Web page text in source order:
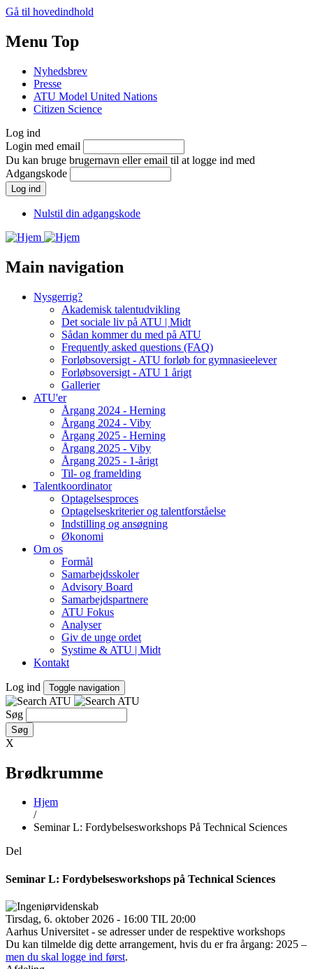
Gå til hovedindhold
Menu Top
Nyhedsbrev
Presse
ATU Model United Nations
Citizen Science
Log ind
Login med email
Du kan bruge brugernavn eller email til at logge ind med
Adgangskode
Nulstil din adgangskode
Main navigation
Nysgerrig?
Akademisk talentudvikling
Det sociale liv på ATU | Midt
Sådan kommer du med på ATU
Frequently asked questions (FAQ)
Forløbsoversigt - ATU forløb for gymnasieelever
Forløbsoversigt - ATU 1 årigt
Gallerier
ATU'er
Årgang 2024 - Herning
Årgang 2024 - Viby
Årgang 2025 - Herning
Årgang 2025 - Viby
Årgang 2025 - 1-årigt
Til- og framelding
Talentkoordinator
Optagelsesproces
Optagelseskriterier og talentforståelse
Indstilling og ansøgning
Økonomi
Om os
Formål
Samarbejdsskoler
Advisory Board
Samarbejdspartnere
ATU Fokus
Analyser
Giv de unge ordet
Systime & ATU | Midt
Kontakt
Log ind Toggle navigation
Søg
X
Brødkrumme
Hjem
/
Seminar L: Fordybelsesworkshops På Technical Sciences
Del
Seminar L: Fordybelsesworkshops på Technical Sciences
Tirsdag, 6. oktober 2026 - 16:00 TIL 20:00
Aarhus Universitet - se adresser under de respektive workshops
Du kan tilmelde dig dette arrangement, hvis du er fra årgang: 2025 –
men du skal logge ind først.